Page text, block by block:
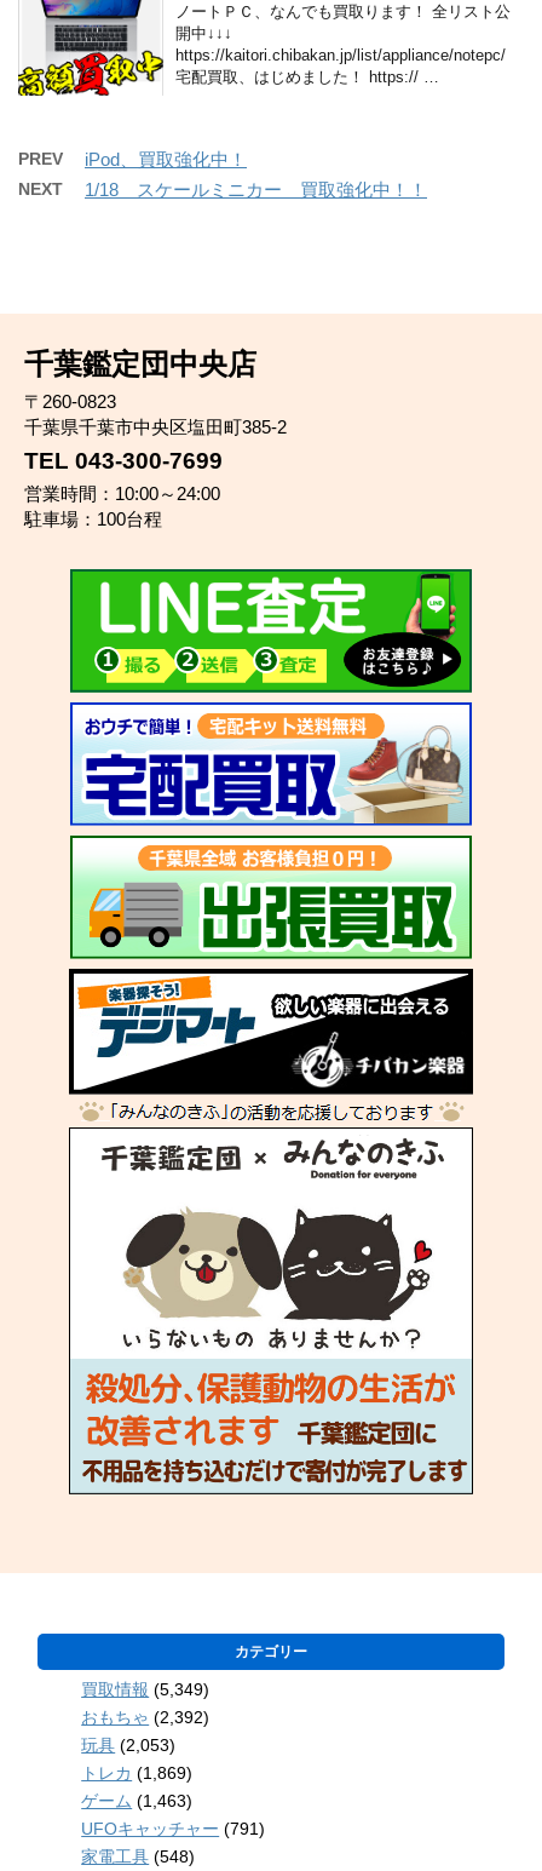
ノートＰＣ、なんでも買取ります！ 全リスト公
開中↓↓↓
https://kaitori.chibakan.jp/list/appliance/notepc/
宅配買取、はじめました！ https:// …
PREV iPod、買取強化中！
NEXT 1/18 スケールミニカー 買取強化中！！
千葉鑑定団中央店
〒260-0823
千葉県千葉市中央区塩田町385-2
TEL 043-300-7699
営業時間：10:00～24:00
駐車場：100台程
カテゴリー
買取情報 (5,349)
おもちゃ (2,392)
玩具 (2,053)
トレカ (1,869)
ゲーム (1,463)
UFOキャッチャー (791)
家電工具 (548)